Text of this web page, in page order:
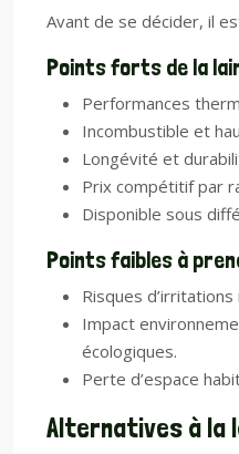
Avant de se décider, il
Points forts de la
Performances
Incombustible et
Longévité et
Prix compétitif par
Disponible sous
Points faibles à
Risques
Impact
écologiques.
Perte d’espace
Alternatives à la